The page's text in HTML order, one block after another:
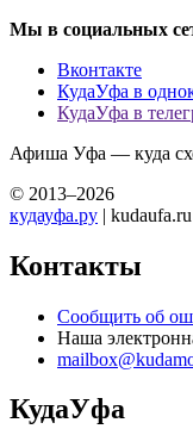
Мы в социальных
Вконтакте
КудаУфа в
КудаУфа в
Афиша Уфа — куда
© 2013–2026
кудауфа.ру | kudaufa.ru
Контакты
Сообщить об
Наша
КудаУфа